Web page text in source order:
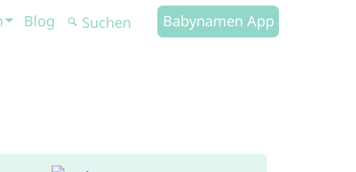
Blog Babynamen App